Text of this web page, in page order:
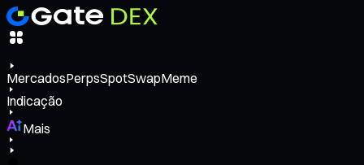
MercadosPerpsSpotSwapMeme
Indicação
Mais